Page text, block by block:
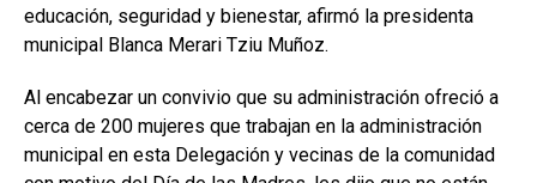
educación, seguridad y bienestar, afirmó la presidenta
municipal Blanca Merari Tziu Muñoz.
Al encabezar un convivio que su administración ofreció a
cerca de 200 mujeres que trabajan en la administración
municipal en esta Delegación y vecinas de la comunidad